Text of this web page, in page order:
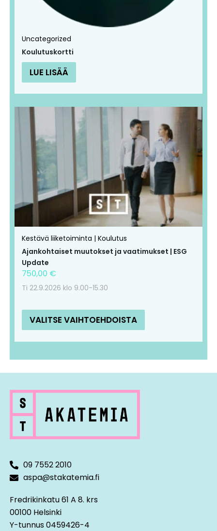
Uncategorized
Koulutuskortti
LUE LISÄÄ
Kestävä liiketoiminta | Koulutus
Ajankohtaiset muutokset ja vaatimukset | ESG
Update
750,00 €
Ti 22.9.2026 klo 9.00-15.30
VALITSE VAIHTOEHDOISTA
09 7552 2010
aspa@stakatemia.fi
Fredrikinkatu 61 A 8. krs
00100 Helsinki
Y-tunnus 0459426-4